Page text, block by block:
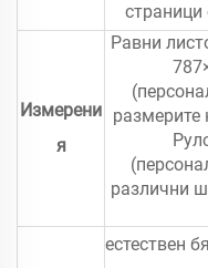
Измерени
я
Равни
размерите
различни
естествен